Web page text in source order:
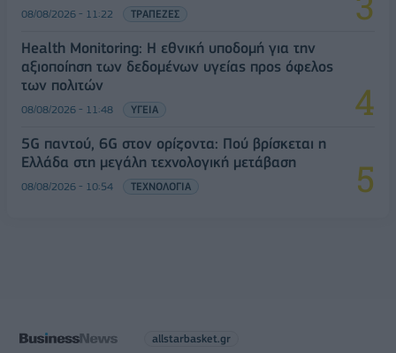
08/08/2026 - 11:22 ΤΡΑΠΕΖΕΣ
Health Monitoring: Η εθνική υποδομή για την
αξιοποίηση των δεδομένων υγείας προς όφελος
των πολιτών
08/08/2026 - 11:48 ΥΓΕΙΑ
5G παντού, 6G στον ορίζοντα: Πού βρίσκεται η
Ελλάδα στη μεγάλη τεχνολογική μετάβαση
08/08/2026 - 10:54 ΤΕΧΝΟΛΟΓΙΑ
allstarbasket.gr